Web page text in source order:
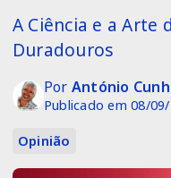
A Ciência e a Arte
Duradouros
Por António
Publicado em 08/
Opinião